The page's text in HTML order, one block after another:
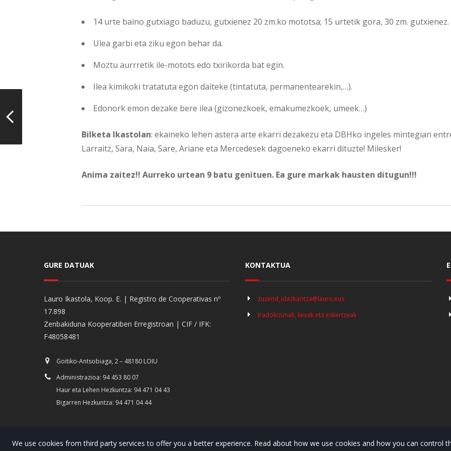
14 urte baino gutxiago baduzu, gutxienez 20 zm.ko mototsa; 15 urtetik gora, 30 zm. gutxienez.
Ulea garbi eta ziku egon behar da.
Moztu aurrretik ile-motots edo txirikorda bat egin.
Ilea kimikoki tratatuta egon daiteke (tintatuta, permanentearekin,…).
Edonork emon dezake bere ilea (gizonezkoek, emakumezkoek, umeek…)
Bilketa Ikastolan: ekaineko lehen astera arte ekarri dezakezu eta DBHko ingeles mintegian
Larraitz, Sara, Naia, Sare, Ariane eta Mercedesek dagoeneko ekarri dituzte! Milesker!
Anima zaitez!! Aurreko urtean 9 batu genituen. Ea gure markak hausten ditugun!!!
GURE DATUAK
Lauro Ikastola, Koop. E. | Registro de Cooperativas nº
17.898
Zenbakiduna Kooperatiben Erregistroan | CIF / IFK:
F48058481
Goitiko-Antsobiaga, 2 – 48180 LOIU
Administrazioa: 94 453 80 07
Haur eta Lehen Hezkuntza: 94 471 04 43
Bigarren Hezkuntza: 94 471 04 44
KONTAKTUA
zuzend_idazkaritza@lauro.eus
Iradokizunak, kexak eta eskertzeak
© Copyright 2022. Lauro Ikastola
We use cookies from third party services to offer you a better experience. Read about how we use cookies and how you can control